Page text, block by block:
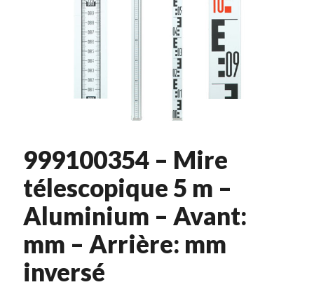
999100354 – Mire
télescopique 5 m –
Aluminium – Avant:
mm – Arrière: mm
inversé